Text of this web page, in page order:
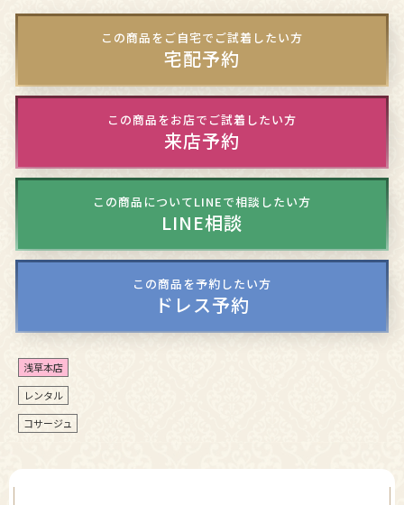
この商品をご自宅でご試着したい方
宅配予約
この商品をお店でご試着したい方
来店予約
この商品についてLINEで相談したい方
LINE相談
この商品を予約したい方
ドレス予約
浅草本店
レンタル
コサージュ